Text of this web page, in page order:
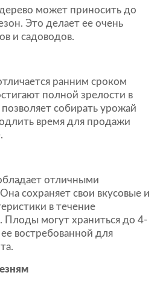
может приносить до
Это делает ее очень
и садоводов.
ранним сроком
полной зрелости в
собирать урожай
время для продажи
отличными
сохраняет свои вкусовые и
в течение
Плоды могут храниться до 4-
востребованной для